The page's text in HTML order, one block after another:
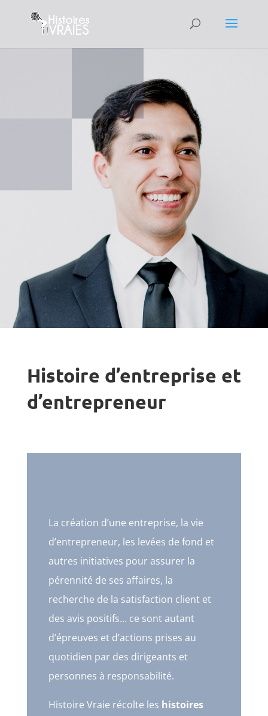
Histoire d’entreprise et
d’entrepreneur
La création d’une entreprise, la vie
d’entrepreneur, les levées de fond et
autres initiatives pour assurer la
pérennité de ses affaires, la
recherche de la satisfaction client et
des avis positifs… ce sont autant
d’épreuves et d’actions prises au
quotidien par des dirigeants et
personnes à responsabilité.
Histoire Vraie récolte les histoires